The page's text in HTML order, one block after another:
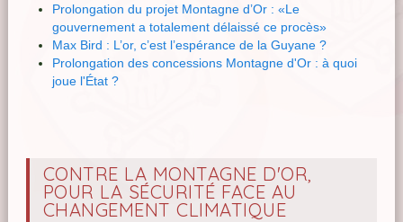
Prolongation du projet Montagne d’Or : «Le
gouvernement a totalement délaissé ce procès»
Max Bird : L’or, c’est l’espérance de la Guyane ?
Prolongation des concessions Montagne d'Or : à quoi
joue l'État ?
CONTRE LA MONTAGNE D'OR,
POUR LA SÉCURITÉ FACE AU
CHANGEMENT CLIMATIQUE